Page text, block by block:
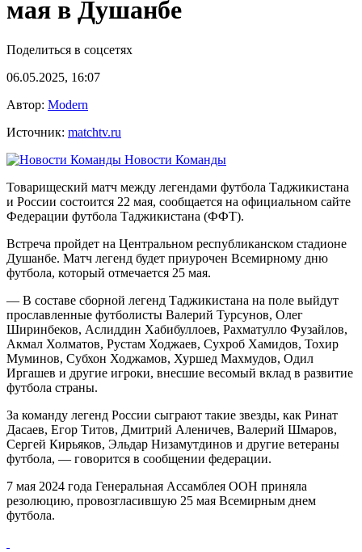
мая в Душанбе
Поделиться в соцсетях
06.05.2025, 16:07
Автор: Modern
Источник: matchtv.ru
Новости Команды
Товарищеский матч между легендами футбола Таджикистана
и России состоится 22 мая, сообщается на официальном сайте
Федерации футбола Таджикистана (ФФТ).
Встреча пройдет на Центральном республиканском стадионе
Душанбе. Матч легенд будет приурочен Всемирному дню
футбола, который отмечается 25 мая.
— В составе сборной легенд Таджикистана на поле выйдут
прославленные футболисты Валерий Турсунов, Олег
Ширинбеков, Аслиддин Хабибуллоев, Рахматулло Фузайлов,
Акмал Холматов, Рустам Ходжаев, Сухроб Хамидов, Тохир
Муминов, Субхон Ходжамов, Хуршед Махмудов, Одил
Иргашев и другие игроки, внесшие весомый вклад в развитие
футбола страны.
За команду легенд России сыграют такие звезды, как Ринат
Дасаев, Егор Титов, Дмитрий Аленичев, Валерий Шмаров,
Сергей Кирьяков, Эльдар Низамутдинов и другие ветераны
футбола, — говорится в сообщении федерации.
7 мая 2024 года Генеральная Ассамблея ООН приняла
резолюцию, провозгласившую 25 мая Всемирным днем
футбола.